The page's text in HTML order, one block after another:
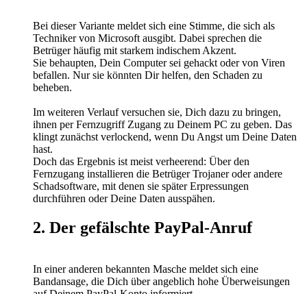
Bei dieser Variante meldet sich eine Stimme, die sich als
Techniker von Microsoft ausgibt. Dabei sprechen die
Betrüger häufig mit starkem indischem Akzent.
Sie behaupten, Dein Computer sei gehackt oder von Viren
befallen. Nur sie könnten Dir helfen, den Schaden zu
beheben.
Im weiteren Verlauf versuchen sie, Dich dazu zu bringen,
ihnen per Fernzugriff Zugang zu Deinem PC zu geben. Das
klingt zunächst verlockend, wenn Du Angst um Deine Daten
hast.
Doch das Ergebnis ist meist verheerend: Über den
Fernzugang installieren die Betrüger Trojaner oder andere
Schadsoftware, mit denen sie später Erpressungen
durchführen oder Deine Daten ausspähen.
2. Der gefälschte PayPal-Anruf
In einer anderen bekannten Masche meldet sich eine
Bandansage, die Dich über angeblich hohe Überweisungen